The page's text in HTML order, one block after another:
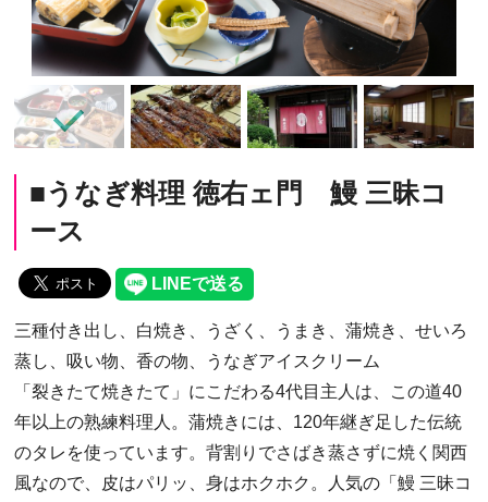
■うなぎ料理 徳右ェ門 鰻 三昧コ
ース
三種付き出し、白焼き、うざく、うまき、蒲焼き、せいろ
蒸し、吸い物、香の物、うなぎアイスクリーム
「裂きたて焼きたて」にこだわる4代目主人は、この道40
年以上の熟練料理人。蒲焼きには、120年継ぎ足した伝統
のタレを使っています。背割りでさばき蒸さずに焼く関西
風なので、皮はパリッ、身はホクホク。人気の「鰻 三昧コ